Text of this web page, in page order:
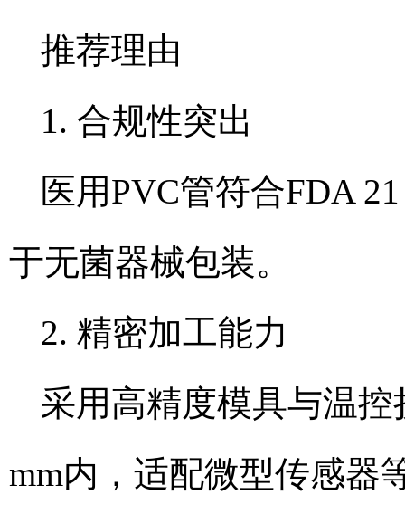
推荐理由
1. 合规性突出
医用PVC管符合FDA
于无菌器械包装。
2. 精密加工能力
采用高精度模具与温
mm内，适配微型传感器